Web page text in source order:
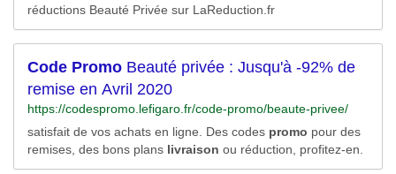
réductions Beauté Privée sur LaReduction.fr
Code Promo Beauté privée : Jusqu'à -92% de
remise en Avril 2020
https://codespromo.lefigaro.fr/code-promo/beaute-privee/
satisfait de vos achats en ligne. Des codes promo pour des
remises, des bons plans livraison ou réduction, profitez-en.